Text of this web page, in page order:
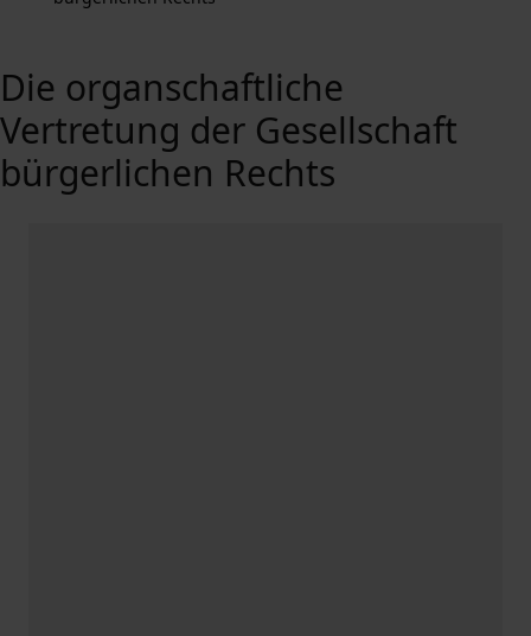
Die organschaftliche
Vertretung der Gesellschaft
bürgerlichen Rechts